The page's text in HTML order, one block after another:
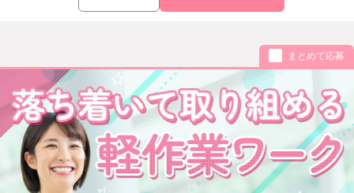
まとめて応募